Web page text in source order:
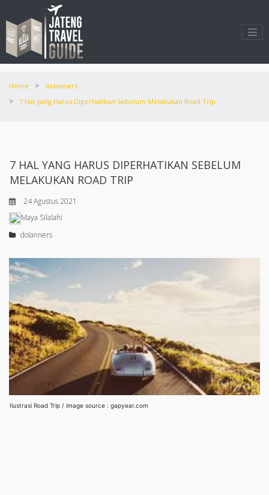
Home > dolanners
> 7 Hal yang Harus Diperhatikan Sebelum Melakukan Road Trip
7 HAL YANG HARUS DIPERHATIKAN SEBELUM
MELAKUKAN ROAD TRIP
24 Agustus 2021
Maya Silalahi
dolanners
Ilustrasi Road Trip / image source : gapyear.com